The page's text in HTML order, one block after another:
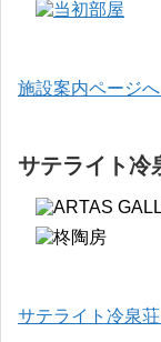
施設案内ページ
サテライト冷
サテライト冷泉